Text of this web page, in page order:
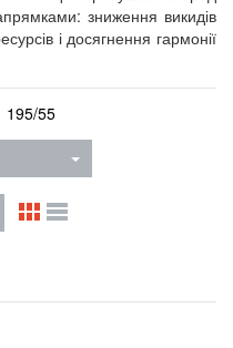
зниження викидів
і досягнення гармонії
195/55